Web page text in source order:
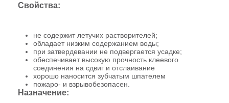
Свойства:
не содержит летучих растворителей;
обладает низким содержанием воды;
при затвердевании не подвергается усадке;
обеспечивает высокую прочность клеевого
соединения на сдвиг и отслаивание
хорошо наносится зубчатым шпателем
пожаро- и взрывобезопасен.
Назначение: